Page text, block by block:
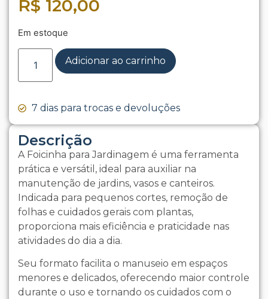
Descrição
A Foicinha para Jardinagem é uma ferramenta
prática e versátil, ideal para auxiliar na
manutenção de jardins, vasos e canteiros.
Indicada para pequenos cortes, remoção de
folhas e cuidados gerais com plantas,
proporciona mais eficiência e praticidade nas
atividades do dia a dia.
Seu formato facilita o manuseio em espaços
menores e delicados, oferecendo maior controle
durante o uso e tornando os cuidados com o
R$ 120,00
Em estoque
Adicionar ao carrinho
7 dias para trocas e devoluções